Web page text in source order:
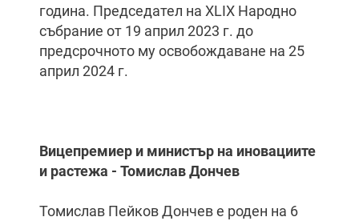
година. Председател на XLIX Народно
събрание от 19 април 2023 г. до
предсрочното му освобождаване на 25
април 2024 г.
Вицепремиер и министър на иновациите
и растежа - Томислав Дончев
Томислав Пейков Дончев е роден на 6